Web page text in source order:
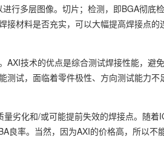
行多层图像。切片；检测，即BGA彻底
材料是否充实，可以大幅提高焊接点的
技术的优点是综合测试焊接性能，避
试，面临着零件极性、方向测试能力不
劣化和/或可能提前失效的焊接点。随着
良率。当然，因为AXI的价格高，所以不